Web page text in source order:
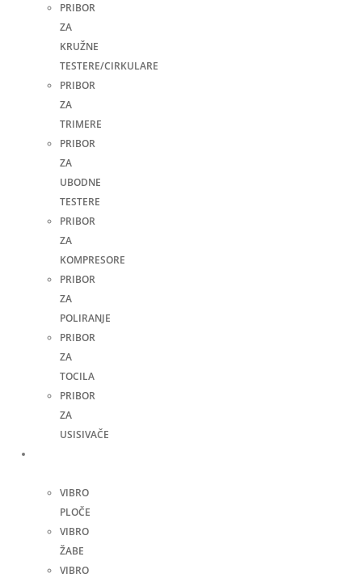
PRIBOR
ZA
KRUŽNE
TESTERE/CIRKULARE
PRIBOR
ZA
TRIMERE
PRIBOR
ZA
UBODNE
TESTERE
PRIBOR
ZA
KOMPRESORE
PRIBOR
ZA
POLIRANJE
PRIBOR
ZA
TOCILA
PRIBOR
ZA
USISIVAČE
VIBRO
PLOČE
VIBRO
ŽABE
VIBRO